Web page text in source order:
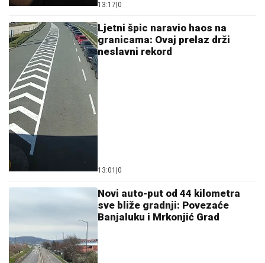
13:17 0
Ljetni špic naravio haos na
granicama: Ovaj prelaz drži
neslavni rekord
13:01 0
Novi auto-put od 44 kilometra
sve bliže gradnji: Povezaće
Banjaluku i Mrkonjić Grad